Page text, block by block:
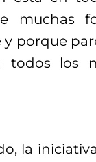
muchas
y porque
todos los
la